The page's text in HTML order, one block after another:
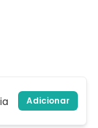
Adicionar